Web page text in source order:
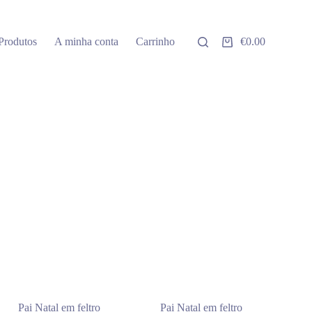
A minha conta Carrinho
Carrinho
€0.00
Pai Natal em feltro
Pai Natal em feltro